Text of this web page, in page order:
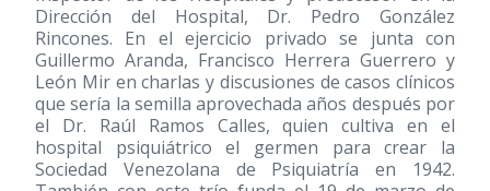
Dirección del Hospital, Dr. Pedro González
Rincones. En el ejercicio privado se junta con
Guillermo Aranda, Francisco Herrera Guerrero y
León Mir en charlas y discusiones de casos clínicos
que sería la semilla aprovechada años después por
el Dr. Raúl Ramos Calles, quien cultiva en el
hospital psiquiátrico el germen para crear la
Sociedad Venezolana de Psiquiatría en 1942.